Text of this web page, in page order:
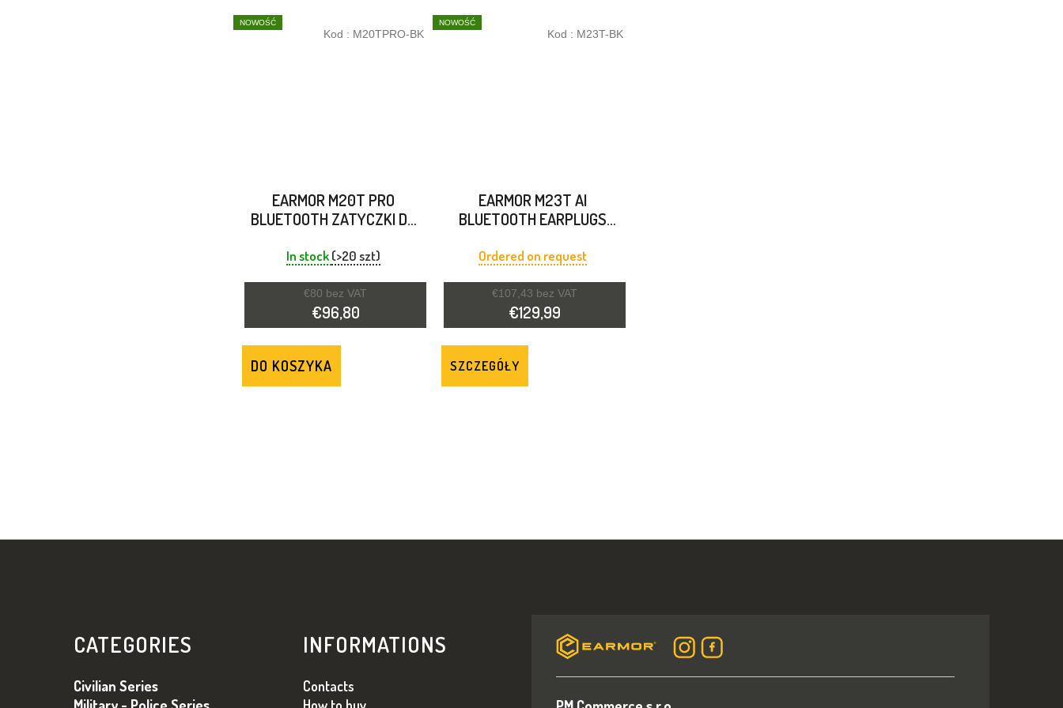
NOWOŚĆ
EARMOR M20T PRO
BLUETOOTH ZATYCZKI DO
CZARNY
In stock(>20 szt)
€80 bez VAT
€96,80
DO KOSZYKA
Kod : M20TPRO-BK
NOWOŚĆ
EARMOR M23T AI
BLUETOOTH EARPLUGS
Ordered on request
€107,43 bez VAT
€129,99
SZCZEGÓŁY
Kod : M23T-BK
L
T
Y
CATEGORIES
Civilian Series
INFORMATIONS
Contacts